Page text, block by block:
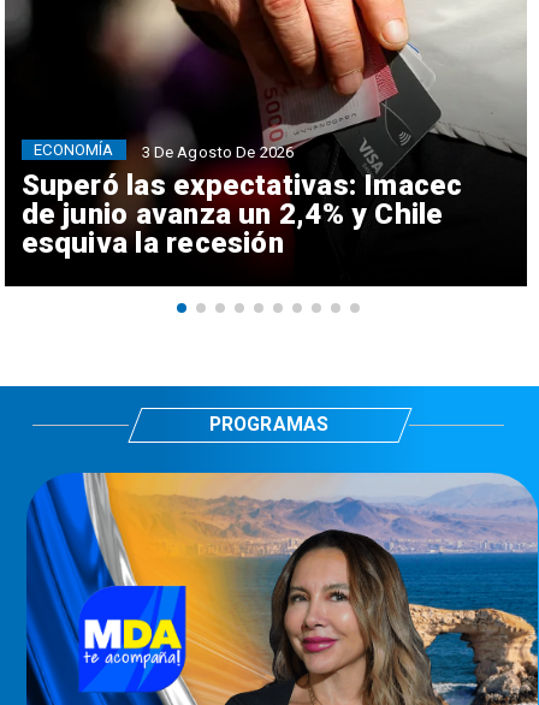
Superó las expectativas: Imacec
de junio avanza un 2,4% y Chile
esquiva la recesión
ECONOMÍA 3 De Agosto De 2026
PROGRAMAS